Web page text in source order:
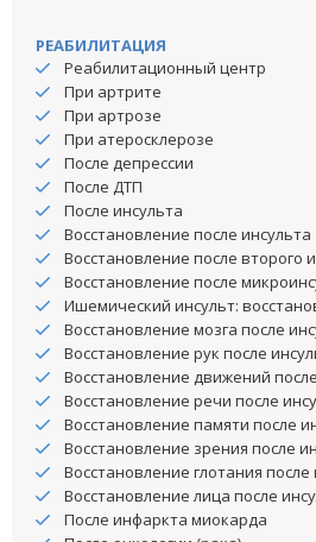
РЕАБИЛИТАЦИЯ
Реабилитационный центр
При артрите
При артрозе
При атеросклерозе
После депрессии
После ДТП
После инсульта
Восстановление после инсульта
Восстановление после второго
Восстановление после
Ишемический инсульт:
Восстановление мозга после
Восстановление рук после
Восстановление движений
Восстановление речи после
Восстановление памяти после
Восстановление зрения после
Восстановление глотания после
Восстановление лица после
После инфаркта миокарда